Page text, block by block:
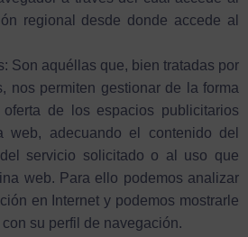
regional desde donde accede al
Son aquéllas que, bien tratadas por
nos permiten gestionar de la forma
de los espacios publicitarios
adecuando el contenido del
servicio solicitado o al uso que
web. Para ello podemos analizar
en Internet y podemos mostrarle
su perfil de navegación.